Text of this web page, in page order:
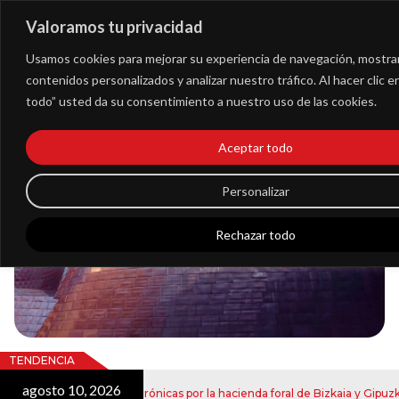
Valoramos tu privacidad
Usamos cookies para mejorar su experiencia de navegación,
contenidos personalizados y analizar nuestro tráfico. Al hacer clic
todo” usted da su consentimiento a nuestro uso de las cookies.
Personalizar
Rechazar todo
Aceptar todo
Blog
Noticias
TENDENCIA
agosto 10, 2026
notificaciones electrónicas por la hacienda foral de Bizkaia y Gipuzkoa